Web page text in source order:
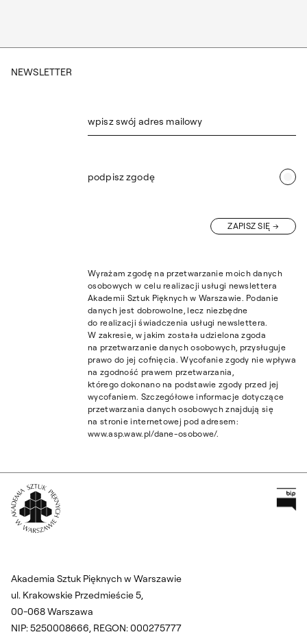
NEWSLETTER
wpisz swój adres mailowy
podpisz zgodę
ZAPISZ SIĘ
Wyrażam zgodę na przetwarzanie moich danych
osobowych w celu realizacji usługi newslettera
Akademii Sztuk Pięknych w Warszawie. Podanie
danych jest dobrowolne, lecz niezbędne
do realizacji świadczenia usługi newslettera.
W zakresie, w jakim została udzielona zgoda
na przetwarzanie danych osobowych, przysługuje
prawo do jej cofnięcia. Wycofanie zgody nie wpływa
na zgodność prawem przetwarzania,
którego dokonano na podstawie zgody przed jej
wycofaniem. Szczegółowe informacje dotyczące
przetwarzania danych osobowych znajdują się
na stronie internetowej pod adresem:
www.asp.waw.pl/dane-osobowe/.
Akademia Sztuk Pięknych w Warszawie
ul. Krakowskie Przedmieście 5,
00-068 Warszawa
NIP: 5250008666, REGON: 000275777